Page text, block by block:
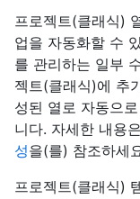
프로젝트(클래식)
업을 자동화할 수
를 관리하는 일부
젝트(클래식)에 추
성된 열로 자동으
니다. 자세한 내용은
성을(를) 참조하세
프로젝트(클래식)